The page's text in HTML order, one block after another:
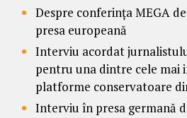
Despre conferința MEGA
presa europeană
Interviu acordat
pentru una dintre cele mai
platforme conservatoare
Interviu în presa germană